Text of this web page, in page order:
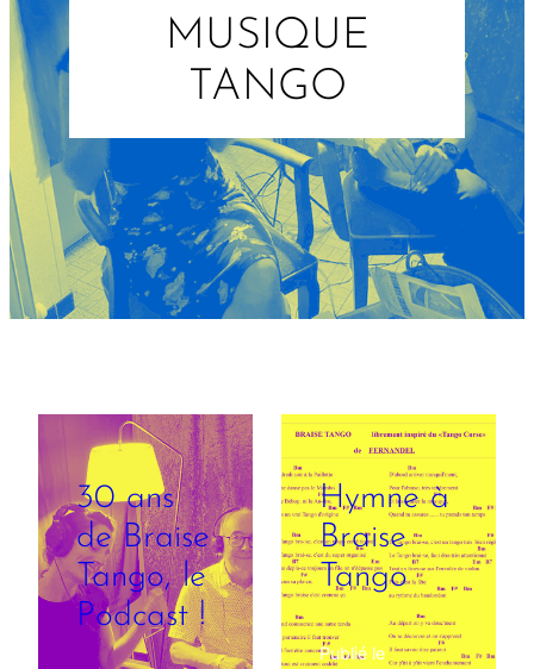
MUSIQUE
TANGO
30 ans
de Braise
Tango, le
Podcast !
Hymne à
Braise
Tango
Publié le